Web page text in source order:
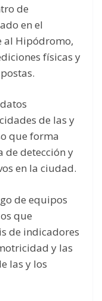
de
en el
al Hipódromo,
físicas y
de las y
que forma
de detección y
en la ciudad.
de equipos
que
de indicadores
y las
las y los